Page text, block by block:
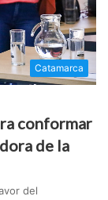
Catamarca
conformar
de la
del